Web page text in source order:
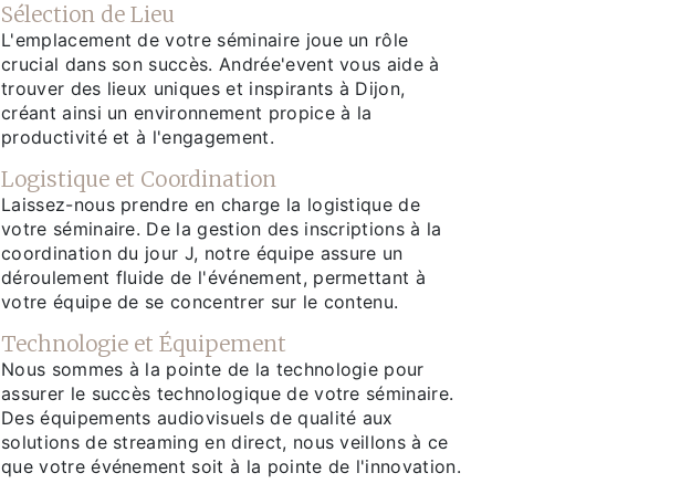
Sélection de Lieu
L'emplacement de votre séminaire joue un rôle
crucial dans son succès. Andrée'event vous aide à
trouver des lieux uniques et inspirants à Dijon,
créant ainsi un environnement propice à la
productivité et à l'engagement.
Logistique et Coordination
Laissez-nous prendre en charge la logistique de
votre séminaire. De la gestion des inscriptions à la
coordination du jour J, notre équipe assure un
déroulement fluide de l'événement, permettant à
votre équipe de se concentrer sur le contenu.
Technologie et Équipement
Nous sommes à la pointe de la technologie pour
assurer le succès technologique de votre séminaire.
Des équipements audiovisuels de qualité aux
solutions de streaming en direct, nous veillons à ce
que votre événement soit à la pointe de l'innovation.